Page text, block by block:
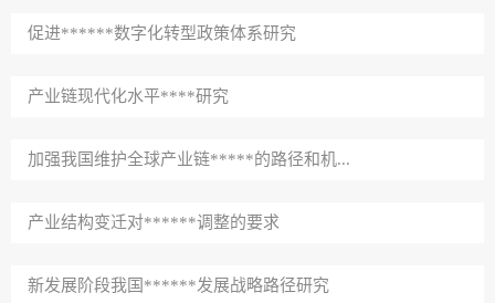
促进******数字化转型政策体系研究
产业链现代化水平****研究
加强我国维护全球产业链*****的路径和机...
产业结构变迁对******调整的要求
新发展阶段我国******发展战略路径研究